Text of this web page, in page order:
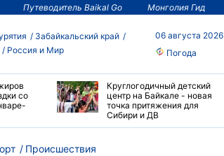
Путеводитель Baikal Go Монголия Гид
Забайкальский край
Россия и Мир
06 августа 2026
Погода
со
Круглогодичный детский
центр на Байкале - новая
точка притяжения для
Сибири и ДВ
Происшествия